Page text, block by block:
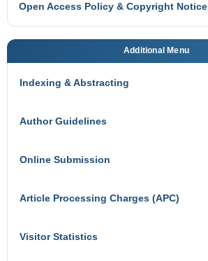
Open Access Policy & Copyright Notice
Additional Menu
Indexing & Abstracting
Author Guidelines
Online Submission
Article Processing Charges (APC)
Visitor Statistics